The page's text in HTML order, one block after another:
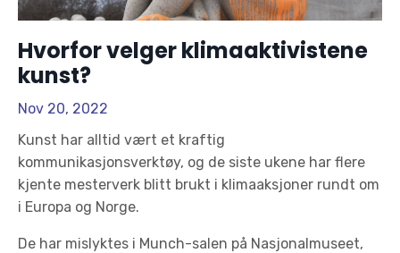
Hvorfor velger klimaaktivistene
kunst?
Nov 20, 2022
Kunst har alltid vært et kraftig
kommunikasjonsverktøy, og de siste ukene har flere
kjente mesterverk blitt brukt i klimaaksjoner rundt om
i Europa og Norge.
De har mislyktes i Munch-salen på Nasjonalmuseet,